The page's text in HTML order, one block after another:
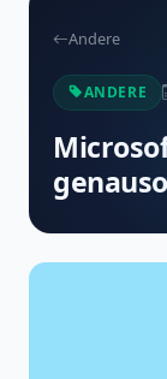
Andere
ANDERE